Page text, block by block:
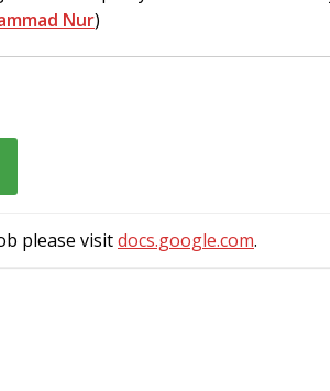
Nur)
please visitdocs.google.com.